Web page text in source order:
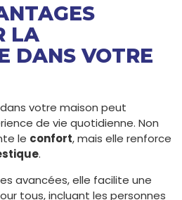
LA
DANS VOTRE
dans votre maison peut
de vie quotidienne. Non
le confort, mais elle renforce
.
avancées, elle facilite une
tous, incluant les personnes